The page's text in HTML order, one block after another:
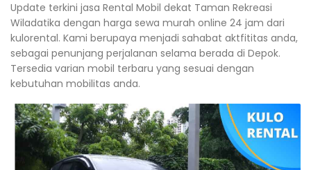
Update terkini jasa Rental Mobil dekat Taman Rekreasi
Wiladatika dengan harga sewa murah online 24 jam dari
kulorental. Kami berupaya menjadi sahabat aktfititas anda,
sebagai penunjang perjalanan selama berada di Depok.
Tersedia varian mobil terbaru yang sesuai dengan
kebutuhan mobilitas anda.